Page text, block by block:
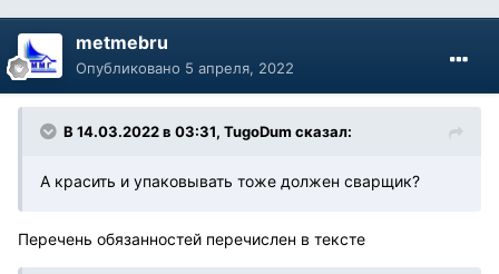
metmebru
Опубликовано 5 апреля, 2022
В 14.03.2022 в 03:31, TugoDum сказал:
А красить и упаковывать тоже должен сварщик?
Перечень обязанностей перечислен в тексте